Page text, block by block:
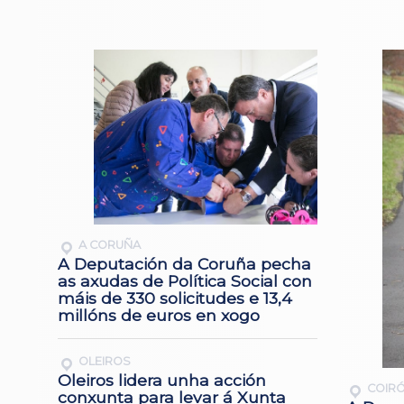
A CORUÑA
A Deputación da Coruña pecha
as axudas de Política Social con
máis de 330 solicitudes e 13,4
millóns de euros en xogo
OLEIROS
Oleiros lidera unha acción
conxunta para levar á Xunta